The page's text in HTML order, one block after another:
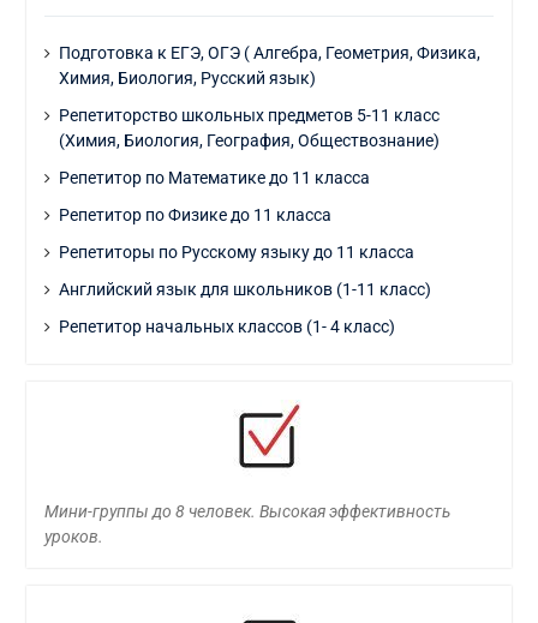
Подготовка к ЕГЭ, ОГЭ ( Алгебра, Геометрия, Физика,
Химия, Биология, Русский язык)
Репетиторство школьных предметов 5-11 класс
(Химия, Биология, География, Обществознание)
Репетитор по Математике до 11 класса
Репетитор по Физике до 11 класса
Репетиторы по Русскому языку до 11 класса
Английский язык для школьников (1-11 класс)
Репетитор начальных классов (1- 4 класс)
Мини-группы до 8 человек. Высокая эффективность
уроков.